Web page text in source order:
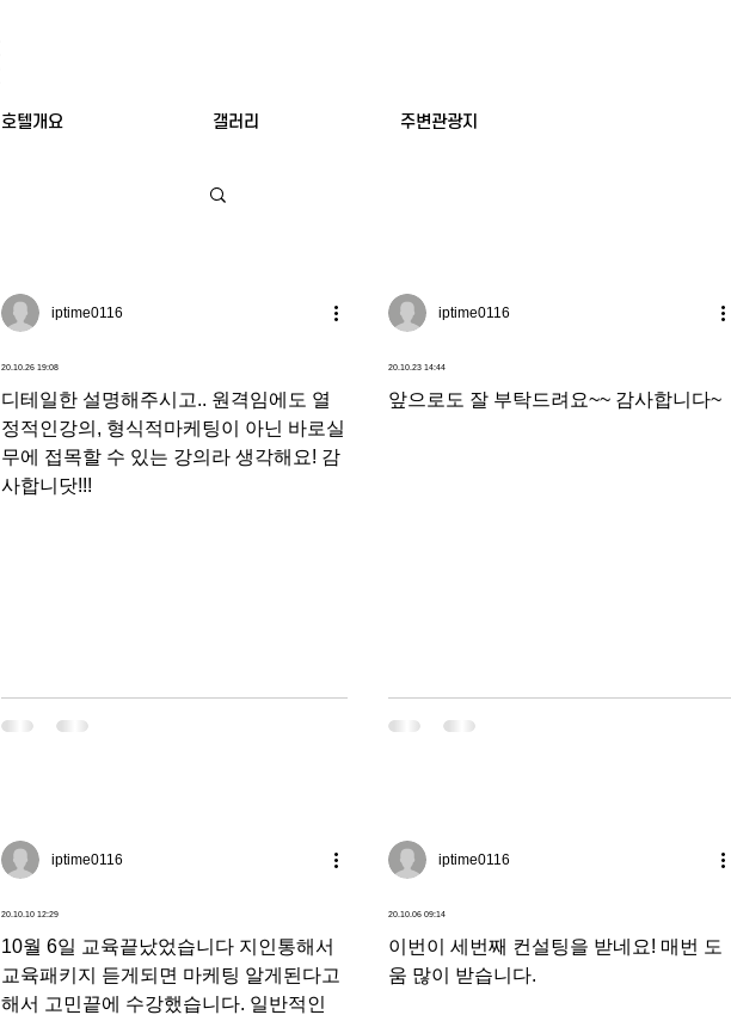
호텔개요 갤러리 주변관광지
iptime0116
20.10.26 19:08
디테일한 설명해주시고.. 원격임에도 열
정적인강의, 형식적마케팅이 아닌 바로실
무에 접목할 수 있는 강의라 생각해요! 감
사합니닷!!!
iptime0116
20.10.23 14:44
앞으로도 잘 부탁드려요~~ 감사합니다~
iptime0116
20.10.10 12:29
10월 6일 교육끝났었습니다 지인통해서
교육패키지 듣게되면 마케팅 알게된다고
해서 고민끝에 수강했습니다. 일반적인
iptime0116
20.10.06 09:14
이번이 세번째 컨설팅을 받네요! 매번 도
움 많이 받습니다.